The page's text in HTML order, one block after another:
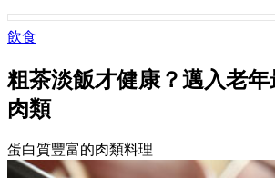
飲食
粗茶淡飯才健康？邁入老
肉類
蛋白質豐富的肉類料理